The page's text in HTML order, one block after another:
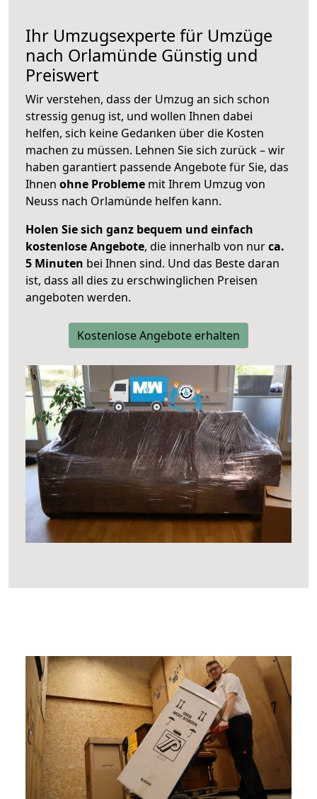
Ihr Umzugsexperte für Umzüge
nach Orlamünde Günstig und
Preiswert
Wir verstehen, dass der Umzug an sich schon
stressig genug ist, und wollen Ihnen dabei
helfen, sich keine Gedanken über die Kosten
machen zu müssen. Lehnen Sie sich zurück – wir
haben garantiert passende Angebote für Sie, das
Ihnen ohne Probleme mit Ihrem Umzug von
Neuss nach Orlamünde helfen kann.
Holen Sie sich ganz bequem und einfach
kostenlose Angebote, die innerhalb von nurca.
5 Minuten bei Ihnen sind. Und das Beste daran
ist, dass all dies zu erschwinglichen Preisen
angeboten werden.
Kostenlose Angebote erhalten